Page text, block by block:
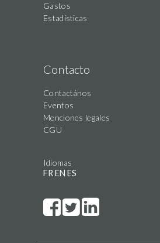
Gastos
Estadísticas
Contacto
Contactános
Eventos
Menciones legales
CGU
Idiomas
FR EN ES